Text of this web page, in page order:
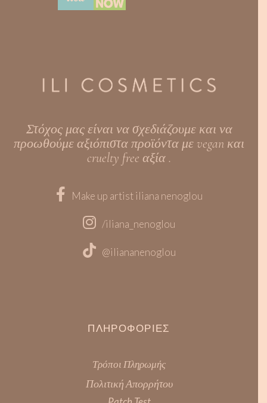
Στόχος μας είναι να σχεδιάζουμε και να
προωθούμε αξιόπιστα προϊόντα με vegan και
cruelty free αξία .
Make up artist iliana nenoglou
/iliana_nenoglou
@iliananenoglou
ΠΛΗΡΟΦΟΡΊΕΣ
Τρόποι Πληρωμής
Πολιτική Απορρήτου